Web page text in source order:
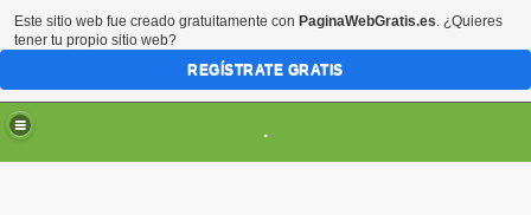
.
Este sitio web fue creado gratuitamente con PaginaWebGratis.es. ¿Quieres
tener tu propio sitio web?
REGÍSTRATE GRATIS